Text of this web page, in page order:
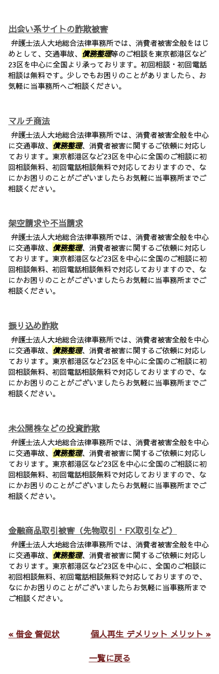
出会い系サイトの詐欺被害
弁護士法人大地総合法律事務所では、消費者被害全般をはじ
めとして、交通事故、 債務整理等のご相談を東京都港区など
23区を中心に全国より承っております。初回相談・初回電話
相談は無料です。少しでもお困りのことがありましたら、お
気軽に当事務所へご相談ください。
マルチ商法
弁護士法人大地総合法律事務所では、消費者被害全般を中心
に交通事故、 債務整理、消費者被害に関するご依頼に対応し
ております。東京都港区など23区を中心に全国のご相談に初
回相談無料、初回電話相談無料で対応しておりますので、な
にかお困りのことがございましたらお気軽に当事務所までご
相談ください。
架空請求や不当請求
弁護士法人大地総合法律事務所では、消費者被害全般を中心
に交通事故、 債務整理、消費者被害に関するご依頼に対応し
ております。東京都港区など23区を中心に全国のご相談に初
回相談無料、初回電話相談無料で対応しておりますので、な
にかお困りのことがございましたらお気軽に当事務所までご
相談ください。
振り込め詐欺
弁護士法人大地総合法律事務所では、消費者被害全般を中心
に交通事故、 債務整理、消費者被害に関するご依頼に対応し
ております。東京都港区など23区を中心に全国のご相談に初
回相談無料、初回電話相談無料で対応しておりますので、な
にかお困りのことがございましたらお気軽に当事務所までご
相談ください。
未公開株などの投資詐欺
弁護士法人大地総合法律事務所では、消費者被害全般を中心
に交通事故、 債務整理、消費者被害に関するご依頼に対応し
ております。東京都港区など23区を中心に全国のご相談に初
回相談無料、初回電話相談無料で対応しておりますので、な
にかお困りのことがございましたらお気軽に当事務所までご
相談ください。
金融商品取引被害（先物取引・FX取引など）
弁護士法人大地総合法律事務所では、消費者被害全般を中心
に交通事故、 債務整理、消費者被害に関するご依頼に対応し
ております。東京都港区など23区を中心に、全国のご相談に
初回相談無料、初回電話相談無料で対応しておりますので、
なにかお困りのことがございましたらお気軽に当事務所まで
ご相談ください。
« 借金 督促状 個人再生 デメリット メリット »
一覧に戻る